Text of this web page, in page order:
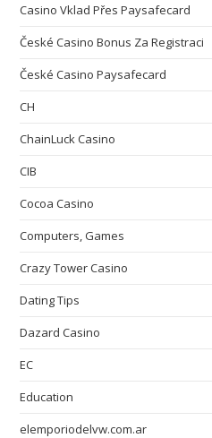
Casino Vklad Přes Paysafecard
České Casino Bonus Za Registraci
České Casino Paysafecard
CH
ChainLuck Casino
CIB
Cocoa Casino
Computers, Games
Crazy Tower Сasino
Dating Tips
Dazard Casino
EC
Education
elemporiodelvw.com.ar